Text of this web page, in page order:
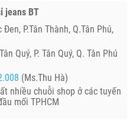
jeans BT
P.Tân Thành, Q.Tân Phú,
Quý, P. Tân Quý, Q. Tân Phú
(Ms.Thu Hà)
nhiều chuỗi shop ở các tuyến
mối TPHCM